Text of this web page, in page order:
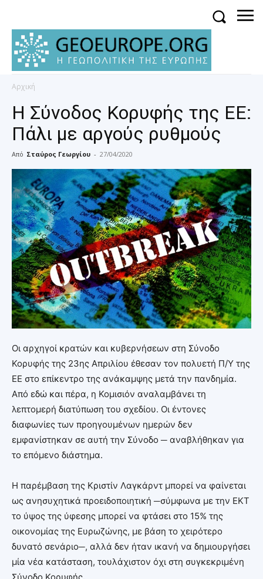
Αρχική
Η Σύνοδος Κορυφής της ΕΕ:
Πάλι με αργούς ρυθμούς
Από Σταύρος Γεωργίου - 27/04/2020
Οι αρχηγοί κρατών και κυβερνήσεων στη Σύνοδο
Κορυφής της 23ης Απριλίου έθεσαν τον πολυετή Π/Υ της
ΕΕ στο επίκεντρο της ανάκαμψης μετά την πανδημία.
Από εδώ και πέρα, η Κομισιόν αναλαμβάνει τη
λεπτομερή διατύπωση του σχεδίου. Οι έντονες
διαφωνίες των προηγουμένων ημερών δεν
εμφανίστηκαν σε αυτή την Σύνοδο ─ αναβλήθηκαν για
το επόμενο διάστημα.
Η παρέμβαση της Κριστίν Λαγκάρντ μπορεί να φαίνεται
ως ανησυχητικά προειδοποιητική ─σύμφωνα με την ΕΚΤ
το ύψος της ύφεσης μπορεί να φτάσει στο 15% της
οικονομίας της Ευρωζώνης, με βάση το χειρότερο
δυνατό σενάριο─, αλλά δεν ήταν ικανή να δημιουργήσει
μία νέα κατάσταση, τουλάχιστον όχι στη συγκεκριμένη